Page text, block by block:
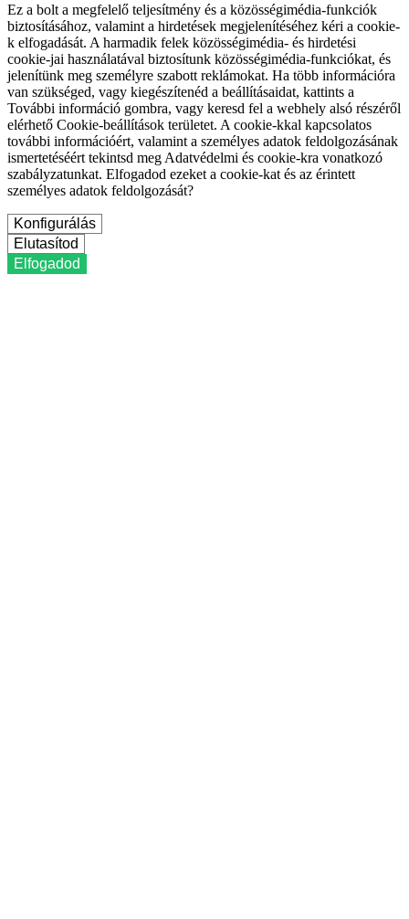
Ez a bolt a megfelelő teljesítmény és a közösségimédia-funkciók
biztosításához, valamint a hirdetések megjelenítéséhez kéri a cookie-
k elfogadását. A harmadik felek közösségimédia- és hirdetési
cookie-jai használatával biztosítunk közösségimédia-funkciókat, és
jelenítünk meg személyre szabott reklámokat. Ha több információra
van szükséged, vagy kiegészítenéd a beállításaidat, kattints a
További információ gombra, vagy keresd fel a webhely alsó részéről
elérhető Cookie-beállítások területet. A cookie-kkal kapcsolatos
további információért, valamint a személyes adatok feldolgozásának
ismertetéséért tekintsd meg Adatvédelmi és cookie-kra vonatkozó
szabályzatunkat. Elfogadod ezeket a cookie-kat és az érintett
személyes adatok feldolgozását?
Konfigurálás
Elutasítod
Elfogadod